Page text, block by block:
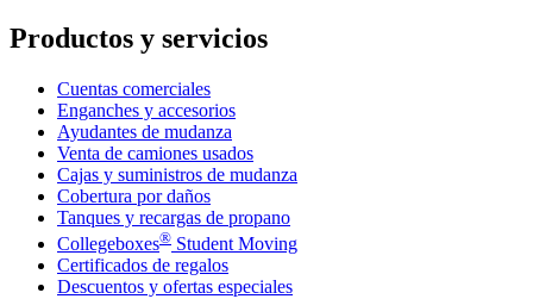
Productos y servicios
Cuentas comerciales
Enganches y accesorios
Ayudantes de mudanza
Venta de camiones usados
Cajas y suministros de mudanza
Cobertura por daños
Tanques y recargas de propano
Collegeboxes® Student Moving
Certificados de regalos
Descuentos y ofertas especiales